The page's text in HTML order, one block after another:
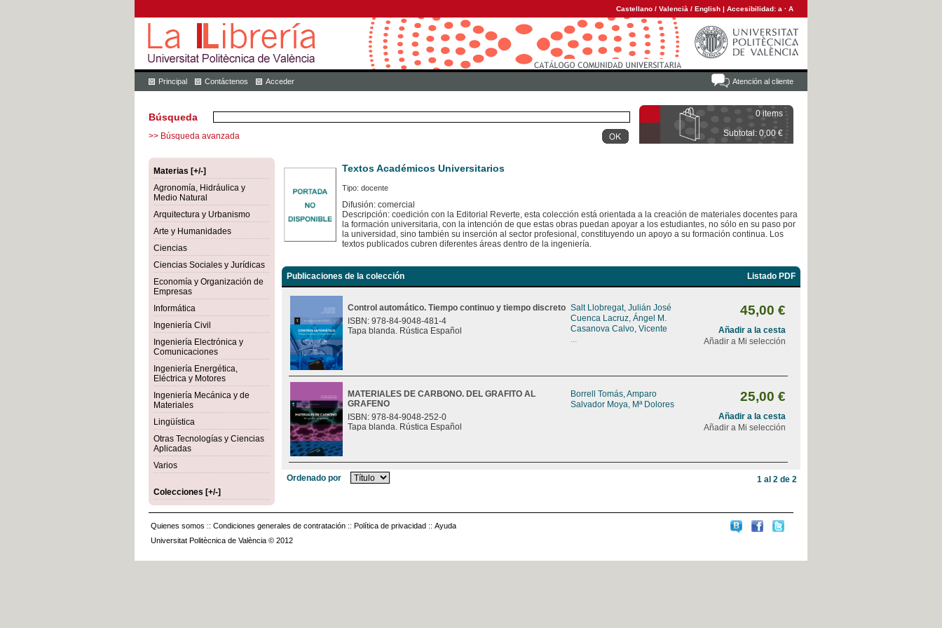
Castellano / Valencià / English | Accesibilidad: a · A
Atención al cliente
Principal Contáctenos Acceder
0 items
Subtotal: 0,00 €
Búsqueda
>> Búsqueda avanzada
Materias [+/-]
Agronomía, Hidráulica y
Medio Natural
Arquitectura y Urbanismo
Arte y Humanidades
Ciencias
Ciencias Sociales y Jurídicas
Economía y Organización de
Empresas
Informática
Ingeniería Civil
Ingeniería Electrónica y
Comunicaciones
Ingeniería Energética,
Eléctrica y Motores
Ingeniería Mecánica y de
Materiales
Lingüística
Otras Tecnologías y Ciencias
Aplicadas
Varios
Colecciones [+/-]
Textos Académicos Universitarios
Tipo: docente
Difusión: comercial
Descripción: coedición con la Editorial Reverte, esta colección está orientada a la creación de materiales docentes para
la formación universitaria, con la intención de que estas obras puedan apoyar a los estudiantes, no sólo en su paso por
la universidad, sino también su inserción al sector profesional, constituyendo un apoyo a su formación continua. Los
textos publicados cubren diferentes áreas dentro de la ingeniería.
Publicaciones de la colección Listado PDF
Control automático. Tiempo continuo y tiempo discreto
ISBN: 978-84-9048-481-4
Tapa blanda. Rústica Español
Salt Llobregat, Julián José
Cuenca Lacruz, Ángel M.
Casanova Calvo, Vicente
...
45,00 €
Añadir a la cesta
Añadir a Mi selección
MATERIALES DE CARBONO. DEL GRAFITO AL
GRAFENO
ISBN: 978-84-9048-252-0
Tapa blanda. Rústica Español
Borrell Tomás, Amparo
Salvador Moya, Mª Dolores
25,00 €
Añadir a la cesta
Añadir a Mi selección
Ordenado por 1 al 2 de 2
Quienes somos :: Condiciones generales de contratación :: Política de privacidad :: Ayuda
Universitat Politècnica de València © 2012